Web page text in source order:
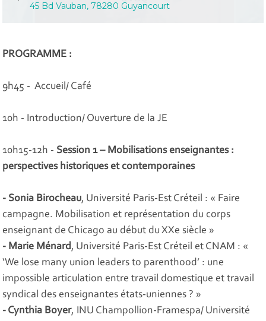
45 Bd Vauban, 78280 Guyancourt
PROGRAMME :
9h45 - Accueil/ Café
10h - Introduction/ Ouverture de la JE
10h15-12h - Session 1 – Mobilisations enseignantes :
perspectives historiques et contemporaines
- Sonia Birocheau, Université Paris-Est Créteil : « Faire
campagne. Mobilisation et représentation du corps
enseignant de Chicago au début du XXe siècle »
- Marie Ménard, Université Paris-Est Créteil et CNAM : «
‘We lose many union leaders to parenthood’ : une
impossible articulation entre travail domestique et travail
syndical des enseignantes états-uniennes ? »
- Cynthia Boyer, INU Champollion-Framespa/ Université